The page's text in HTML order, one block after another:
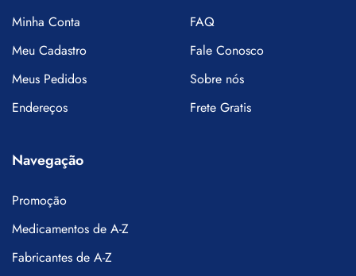
Minha Conta
Meu Cadastro
Meus Pedidos
Endereços
FAQ
Fale Conosco
Sobre nós
Frete Gratis
Navegação
Promoção
Medicamentos de A-Z
Fabricantes de A-Z